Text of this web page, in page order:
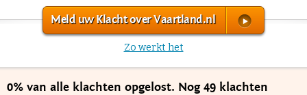
Meld uw Klacht over Vaartland.nl
Zo werkt het
0% van alle klachten opgelost. Nog 49 klachten